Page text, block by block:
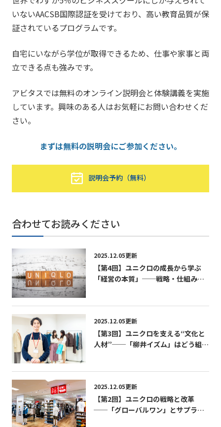
いないAACSB国際認証を受けており、高い教育品質が保
証されているプログラムです。
自宅にいながら学位が取得できるため、仕事や家事と両
立できる点も強みです。
アビタスでは無料のオンライン説明会と体験講義を実施
しています。興味のある人はお気軽にお問い合わせくだ
さい。
まずは無料の説明会にご参加ください。
説明会予約（無料）
合わせてお読みください
2025.12.05更新
【第4回】ユニクロの成長から学ぶ
「経営の本質」──戦略・仕組み・
2025.12.05更新
【第3回】ユニクロを支える“文化と
人材”──「柳井イズム」はどう組織
2025.12.05更新
【第2回】ユニクロの戦略と改革
──「グローバルワン」とサプライ